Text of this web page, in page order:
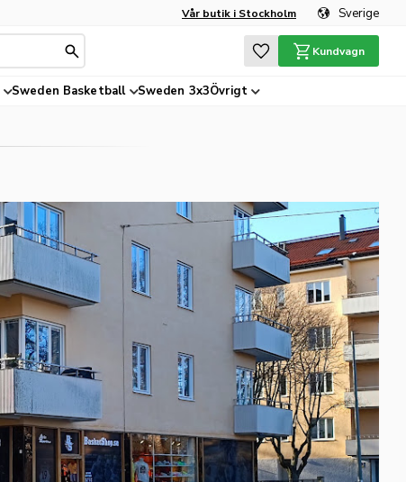
Vår butik i Stockholm Sverige
Favoriter
Kundvagn
Sweden Basketball Sweden 3x3Övrigt